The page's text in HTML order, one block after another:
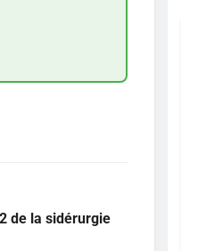
de la sidérurgie